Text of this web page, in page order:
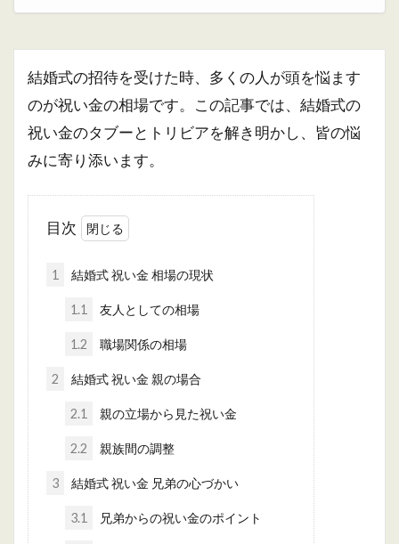
結婚式の招待を受けた時、多くの人が頭を悩ます
のが祝い金の相場です。この記事では、結婚式の
祝い金のタブーとトリビアを解き明かし、皆の悩
みに寄り添います。
目次
1 結婚式 祝い金 相場の現状
1.1 友人としての相場
1.2 職場関係の相場
2 結婚式 祝い金 親の場合
2.1 親の立場から見た祝い金
2.2 親族間の調整
3 結婚式 祝い金 兄弟の心づかい
3.1 兄弟からの祝い金のポイント